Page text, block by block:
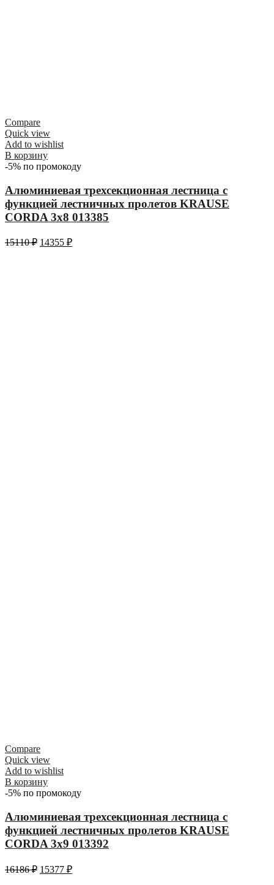
Compare
Quick view
Add to wishlist
В корзину
-5% по промокоду
Алюминиевая трехсекционная лестница с
функцией лестничных пролетов KRAUSE
CORDA 3х8 013385
15110₽ 14355 ₽
Compare
Quick view
Add to wishlist
В корзину
-5% по промокоду
Алюминиевая трехсекционная лестница с
функцией лестничных пролетов KRAUSE
CORDA 3х9 013392
16186₽ 15377 ₽